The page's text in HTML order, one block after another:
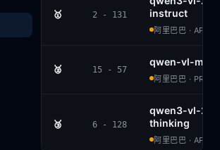
🥇 2 - 131
instruct
阿里巴巴 ·
🥈 15 - 57
qwen-vl-
阿里巴巴 ·
🥉 6 - 128
qwen3-vl-
thinking
阿里巴巴 ·